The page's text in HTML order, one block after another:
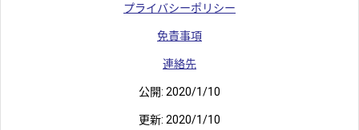
プライバシーポリシー
免責事項
連絡先
公開: 2020/1/10
更新: 2020/1/10